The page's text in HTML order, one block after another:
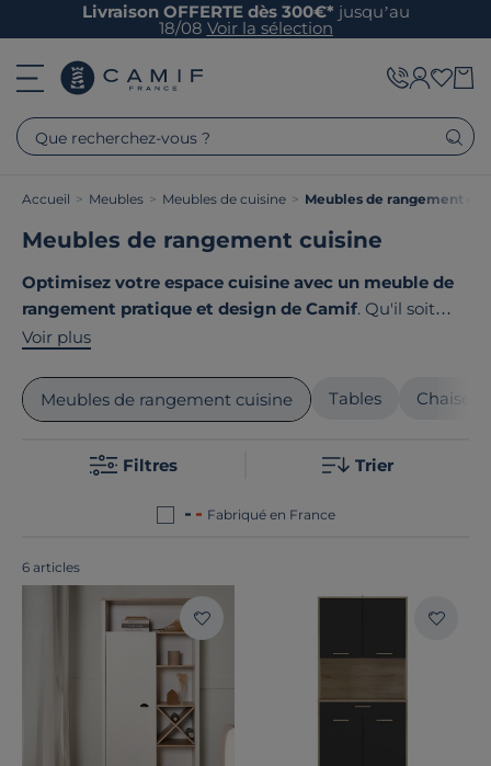
Livraison OFFERTE dès 300€* jusqu’au
18/08 Voir la sélection
Que recherchez-vous ?
Accueil > Meubles > Meubles de cuisine > Meubles de rangement
Meubles de rangement cuisine
Optimisez votre espace cuisine avec un meuble de
rangement pratique et design de Camif. Qu'il soit
nature, contemporain ou terroir, chaque pièce offre
et provisions. Découvrez des options comme des
étagères réglables, des tiroirs spacieux et un design
point commun de nos produits ? Ils sont tous
Voir plus
Meubles de rangement cuisine Tables Chaises
Filtres Trier
Fabriqué en France
6 articles
Bois massif